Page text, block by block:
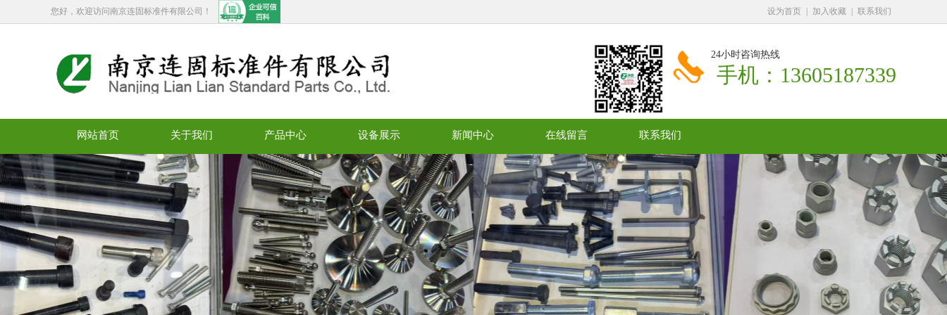
您好，欢迎访问南京连固标准件有限公司！ 设为首页 加入收藏 联系我们
24小时咨询热线
手机：13605187339
网站首页 关于我们 产品中心 设备展示 新闻中心 在线留言 联系我们